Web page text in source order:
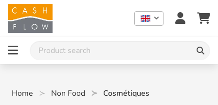
Home Non Food Cosmétiques